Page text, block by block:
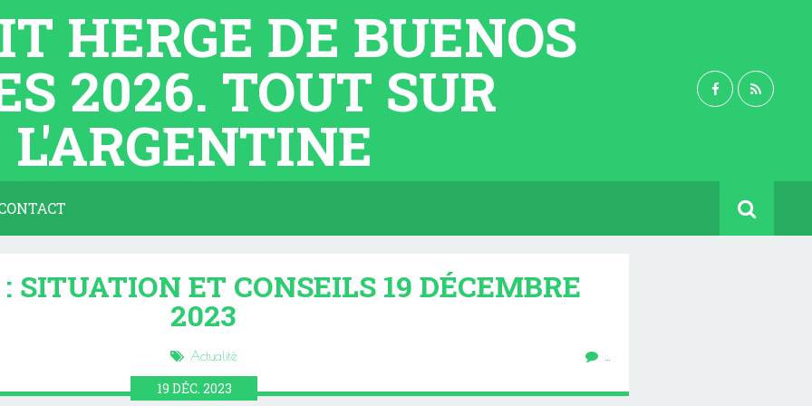
HERGE DE BUENOS
2026. TOUT SUR
L'ARGENTINE
SITUATION ET CONSEILS 19 DÉCEMBRE
2023
Actualité …
19 DÉC. 2023